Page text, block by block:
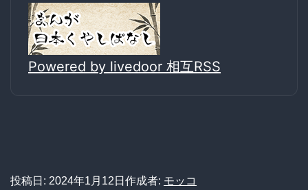
Powered by livedoor 相互RSS
投稿日: 2024年1月12日 作成者: モッコ